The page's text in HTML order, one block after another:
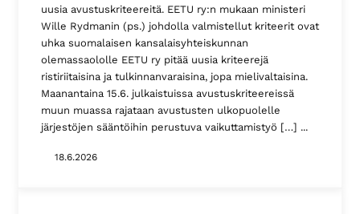
uusia avustuskriteereitä. EETU ry:n mukaan ministeri
Wille Rydmanin (ps.) johdolla valmistellut kriteerit ovat
uhka suomalaisen kansalaisyhteiskunnan
olemassaololle EETU ry pitää uusia kriteerejä
ristiriitaisina ja tulkinnanvaraisina, jopa mielivaltaisina.
Maanantaina 15.6. julkaistuissa avustuskriteereissä
muun muassa rajataan avustusten ulkopuolelle
järjestöjen sääntöihin perustuva vaikuttamistyö […]
18.6.2026